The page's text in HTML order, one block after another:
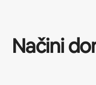
Načini